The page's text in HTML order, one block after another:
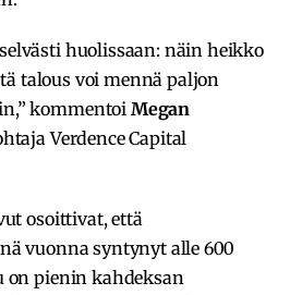
huolissaan: näin heikko
talous voi mennä paljon
kommentoi Megan
Verdence Capital
osoittivat, että
vuonna syntynyt alle 600
on pienin kahdeksan